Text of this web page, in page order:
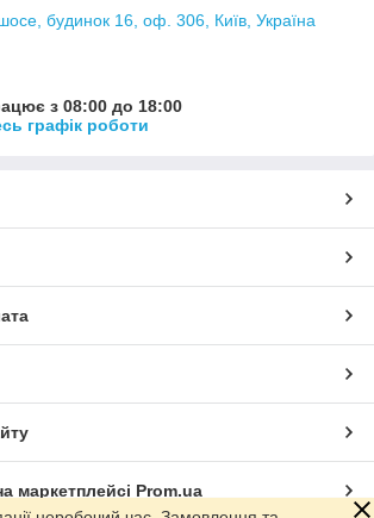
будинок 16, оф. 306, Київ, Україна
з 08:00 до 18:00
графік роботи
маркетплейсі Prom.ua